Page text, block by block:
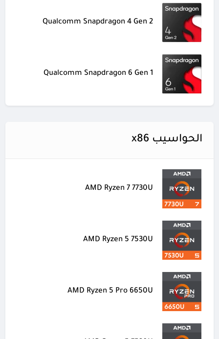
Qualcomm Snapdragon 4 Gen 2
Qualcomm Snapdragon 6 Gen 1
الحواسيب x86
AMD Ryzen 7 7730U
AMD Ryzen 5 7530U
AMD Ryzen 5 Pro 6650U